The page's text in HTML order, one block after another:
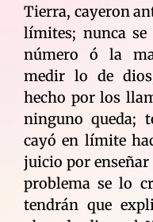
Tierra, cayeron
límites; nunca se
número ó la
medir lo de
hecho por los
ninguno queda;
cayó en límite
juicio por
problema se lo
tendrán que